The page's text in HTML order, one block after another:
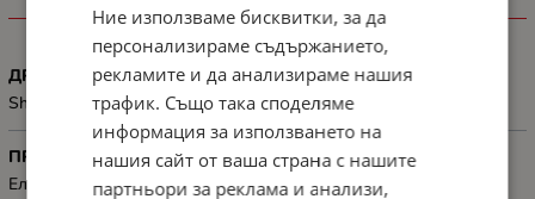
ХАРАКТЕРИСТИКИ
ДРУГИ
Shielded
ПРЕДНАЗНАЧЕН ЗА
Електронна техника
Ние използваме бисквитки, за да
персонализираме съдържанието,
рекламите и да анализираме нашия
трафик. Също така споделяме
информация за използването на
нашия сайт от ваша страна с нашите
партньори за реклама и анализи,